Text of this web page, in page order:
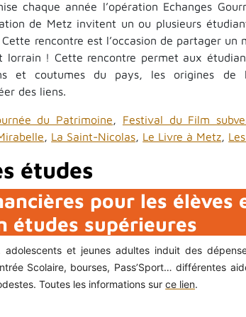
chaque année l’opération Echanges
de Metz invitent un ou plusieurs
rencontre est l’occasion de partager
lorrain ! Cette rencontre permet aux
et coutumes du pays, les origines
des liens.
du Patrimoine Festival du Film
La Saint-Nicolas Le Livre à Metz
études
pour les élèves
études supérieures
et jeunes adultes induit des
Scolaire, bourses, Pass’Sport… différentes
Toutes les informations surce lien.